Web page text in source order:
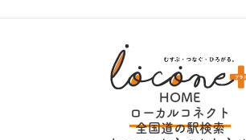
HOME
ローカルコネクト
全国道の駅検索